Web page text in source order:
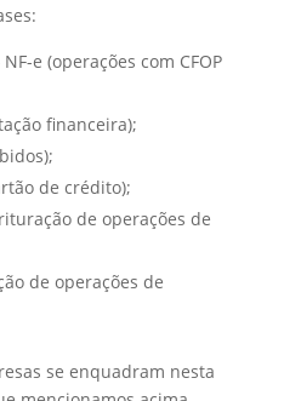
e (operações com CFOP
financeira);
de crédito);
de operações de
de operações de
se enquadram nesta